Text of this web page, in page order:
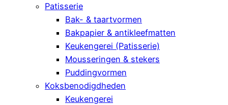
Patisserie
Bak- & taartvormen
Bakpapier & antikleefmatten
Keukengerei (Patisserie)
Mousseringen & stekers
Puddingvormen
Koksbenodigdheden
Keukengerei